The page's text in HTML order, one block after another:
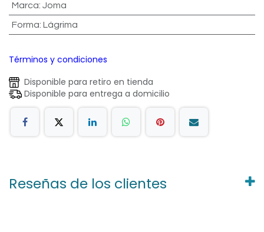
Marca: Joma
Forma: Lágrima
Términos y condiciones
Disponible para retiro en tienda
Disponible para entrega a domicilio
Reseñas de los clientes